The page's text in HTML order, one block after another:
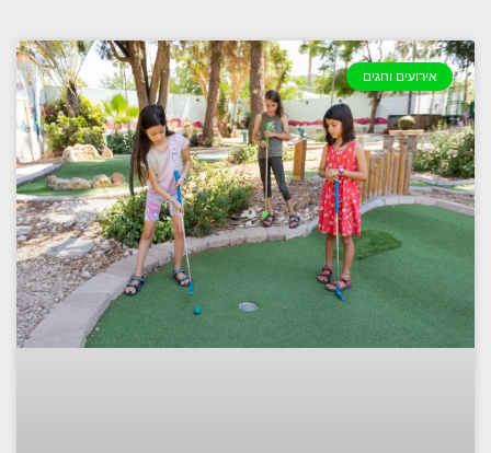
אירועים וחגים